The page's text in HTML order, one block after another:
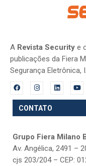
A Revista Security e
publicações da Fiera
Segurança Eletrônica,
CONTATO
Grupo Fiera Milano
Av. Angélica, 2491 –
cjs 203/204 – CEP: